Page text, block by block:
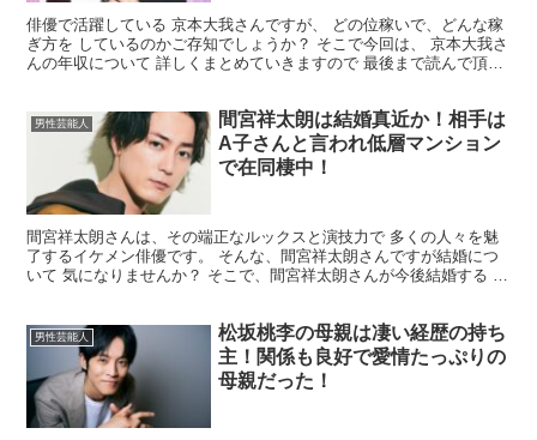
俳優で活躍している 京本大我さんですが、 どの位稼いで、どんな稼
ぎ方を しているのかご存知でしょうか？ そこで今回は、 京本大我さ
んの年収について 詳しくまとめていきますので 最後まで読んで頂け
男性芸能人
間宮祥太朗は結婚真近か！相手は
A子さんと言われ低層マンション
で在同棲中！
間宮祥太朗さんは、その端正なルックスと演技力で 多くの人々を魅
了するイケメン俳優です。 そんな、間宮祥太朗さんですが結婚につ
いて 気になりませんか？ そこで、間宮祥太朗さんが今後結婚する 可
男性芸能人
松坂桃李の母親は凄い経歴の持ち
主！関係も良好で愛情たっぷりの
母親だった！